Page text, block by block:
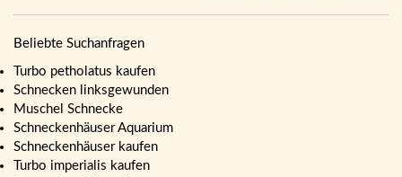
Beliebte Suchanfragen
Turbo petholatus kaufen
Schnecken linksgewunden
Muschel Schnecke
Schneckenhäuser Aquarium
Schneckenhäuser kaufen
Turbo imperialis kaufen